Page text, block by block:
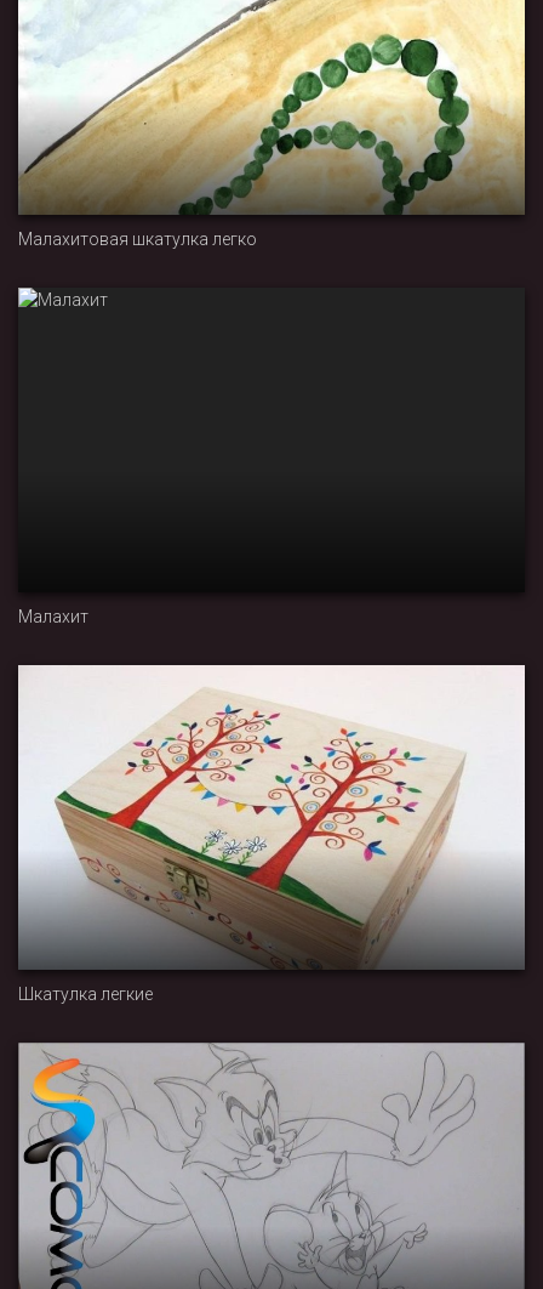
Малахитовая шкатулка легко
Малахит
Шкатулка легкие